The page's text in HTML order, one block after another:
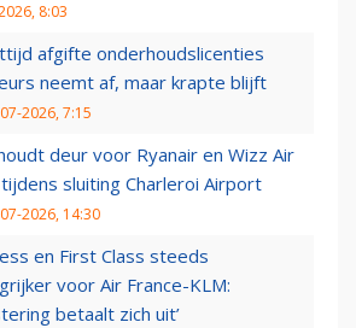
8:03
afgifte onderhoudslicenties
neemt af, maar krapte blijft
2026, 7:15
deur voor Ryanair en Wizz Air
sluiting Charleroi Airport
2026, 14:30
en First Class steeds
voor Air France-KLM:
betaalt zich uit’